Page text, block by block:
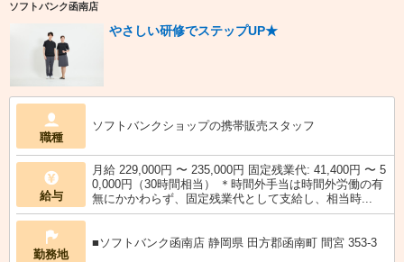
ソフトバンク函南店
やさしい研修でステップUP★
職種
ソフトバンクショップの携帯販売スタッフ
給与
月給 229,000円 〜 235,000円 固定残業代: 41,400円 〜 5
0,000円（30時間相当） ＊時間外手当は時間外労働の有
無にかかわらず、固定残業代として支給し、相当時...
勤務地
■ソフトバンク函南店 静岡県 田方郡函南町 間宮 353‐3